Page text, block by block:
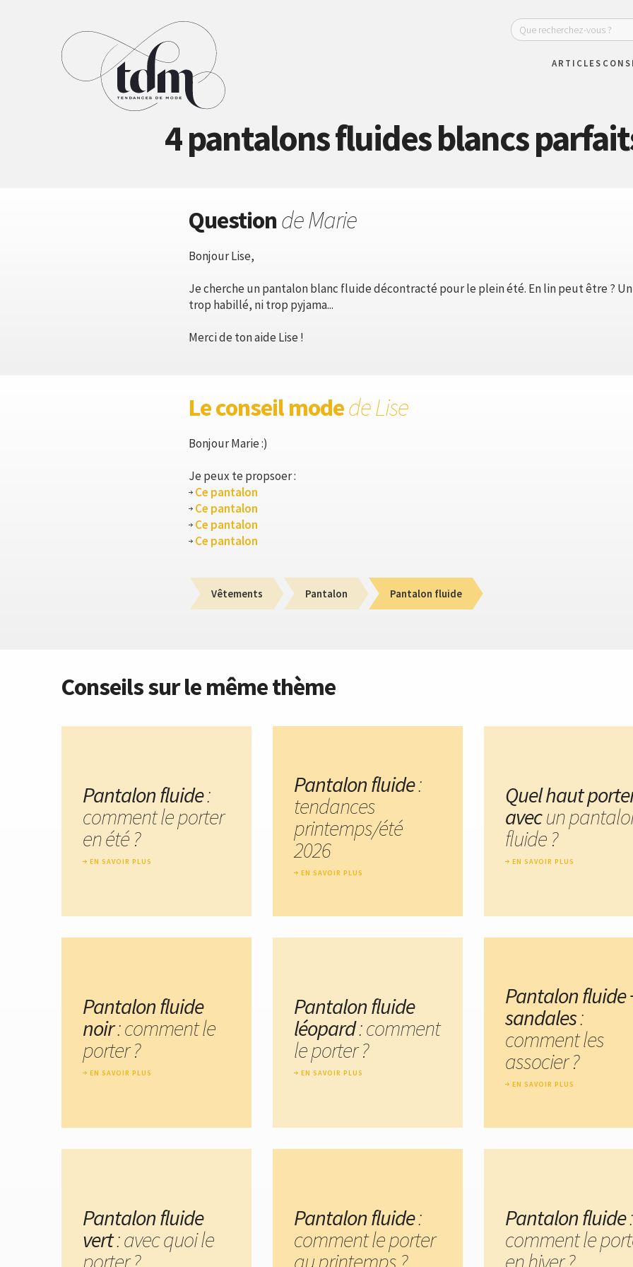
ARTICLES
4 pantalons fluides blancs
Questionde Marie
Bonjour Lise,
Je cherche un pantalon blanc fluide décontracté pour le plein été. En lin peut être ?
trop habillé, ni trop pyjama...
Merci de ton aide Lise !
Le conseil modede Lise
Bonjour Marie :)
Je peux te propsoer :
Ce pantalon
Ce pantalon
Ce pantalon
Ce pantalon
Vêtements Pantalon Pantalon fluide
Conseils sur le même thème
Pantalon fluide:
comment le porter
en été ?
EN SAVOIR PLUS
Pantalon fluide:
tendances
printemps/été
2026
EN SAVOIR PLUS
Quel haut
avecun
fluide ?
EN SAVOIR PLUS
Pantalon fluide
noir: comment le
porter ?
EN SAVOIR PLUS
Pantalon fluide
léopard: comment
le porter ?
EN SAVOIR PLUS
Pantalon fluide
sandales:
comment les
associer ?
EN SAVOIR PLUS
Pantalon fluide
vert: avec quoi le
porter ?
Pantalon fluide:
comment le porter
au printemps ?
Pantalon fluide:
comment le
en hiver ?